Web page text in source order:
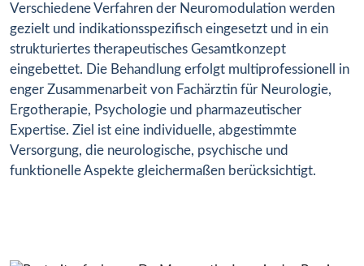
Verschiedene Verfahren der Neuromodulation werden
gezielt und indikationsspezifisch eingesetzt und in ein
strukturiertes therapeutisches Gesamtkonzept
eingebettet. Die Behandlung erfolgt multiprofessionell in
enger Zusammenarbeit von Fachärztin für Neurologie,
Ergotherapie, Psychologie und pharmazeutischer
Expertise. Ziel ist eine individuelle, abgestimmte
Versorgung, die neurologische, psychische und
funktionelle Aspekte gleichermaßen berücksichtigt.